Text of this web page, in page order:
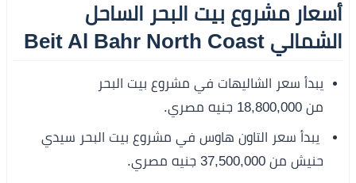
أسعار مشروع بيت البحر الساحل
الشمالي Beit Al Bahr North Coast
يبدأ سعر الشاليهات في مشروع بيت البحر
من 18,800,000 جنيه مصري.
يبدأ سعر التاون هاوس في مشروع بيت البحر سيدي
حنيش من 37,500,000 جنيه مصري.